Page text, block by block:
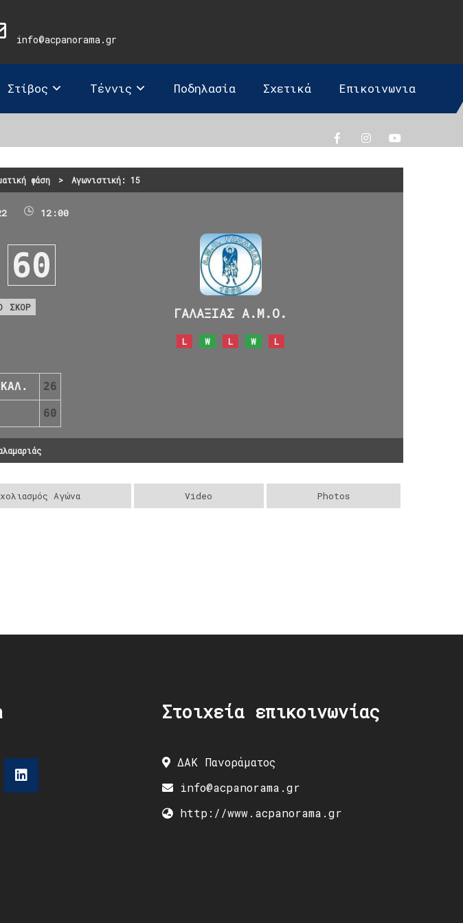
info@acpanorama.gr
Στίβος Τέννις Ποδηλασία Σχετικά Επικοινωνια
φάση > Αγωνιστική: 15
12:00
60
ΣΚΟΡ ΓΑΛΑΞΙΑΣ Α.Μ.Ο.
L W L W L
26
60
Αγώνα Video Photos
Στοιχεία επικοινωνίας
ΔΑΚ Πανοράματος
info@acpanorama.gr
http://www.acpanorama.gr